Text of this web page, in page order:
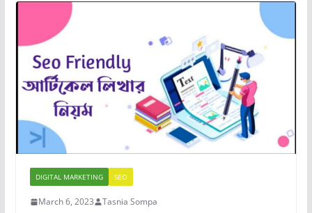
DIGITAL MARKETING SEO
March 6, 2023 Tasnia Sompa